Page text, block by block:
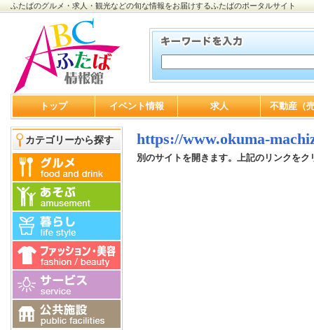
ふたばのグルメ・求人・観光などの旬な情報をお届けするふたばのポータルサイト
トップ イベント情報 求人 不動産（
カテゴリーから探す https://www.okuma-
別のサイトを開きます。上記のリンクをク